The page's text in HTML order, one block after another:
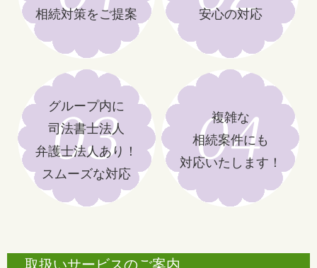
相続対策をご提案
安心の対応
グループ内に
司法書士法人
弁護士法人あり！
スムーズな対応
複雑な
相続案件にも
対応いたします！
取扱いサービスのご案内